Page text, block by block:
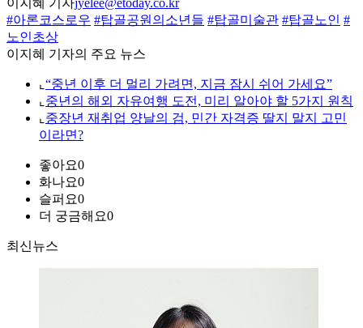
이지혜 기자jyelee@etoday.co.kr
#아론코스로우 #탑골공원의소년들 #탑골미술관 #탑골노인 #
노인초상
이지혜 기자의 주요 뉴스
⌞ “중년 이후 더 멀리 가려면, 지금 잠시 쉬어 가세요”
⌞ 중년의 해외 자유여행 도전, 미리 알아야 할 5가지 원칙
⌞ 중장년 재취업 양날의 검, 민간 자격증 딸지 말지 고민
이라면?
좋아요0
화나요0
슬퍼요0
더 궁금해요0
최신뉴스